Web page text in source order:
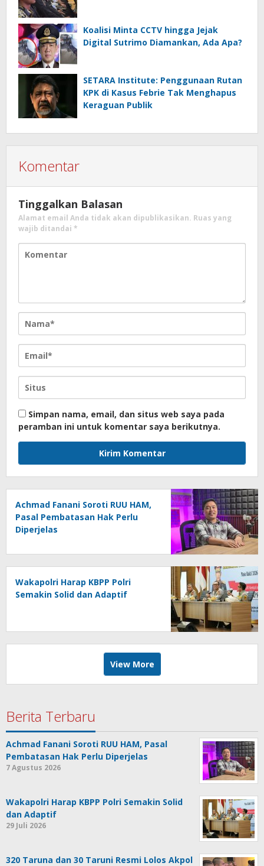
Koalisi Minta CCTV hingga Jejak
Digital Sutrimo Diamankan, Ada Apa?
SETARA Institute: Penggunaan Rutan
KPK di Kasus Febrie Tak Menghapus
Keraguan Publik
Komentar
Tinggalkan Balasan
Alamat email Anda tidak akan dipublikasikan. Ruas yang
wajib ditandai *
Simpan nama, email, dan situs web saya pada
peramban ini untuk komentar saya berikutnya.
Achmad Fanani Soroti RUU HAM,
Pasal Pembatasan Hak Perlu
Diperjelas
Wakapolri Harap KBPP Polri
Semakin Solid dan Adaptif
View More
Berita Terbaru
Achmad Fanani Soroti RUU HAM, Pasal
Pembatasan Hak Perlu Diperjelas
7 Agustus 2026
Wakapolri Harap KBPP Polri Semakin Solid
dan Adaptif
29 Juli 2026
320 Taruna dan 30 Taruni Resmi Lolos Akpol